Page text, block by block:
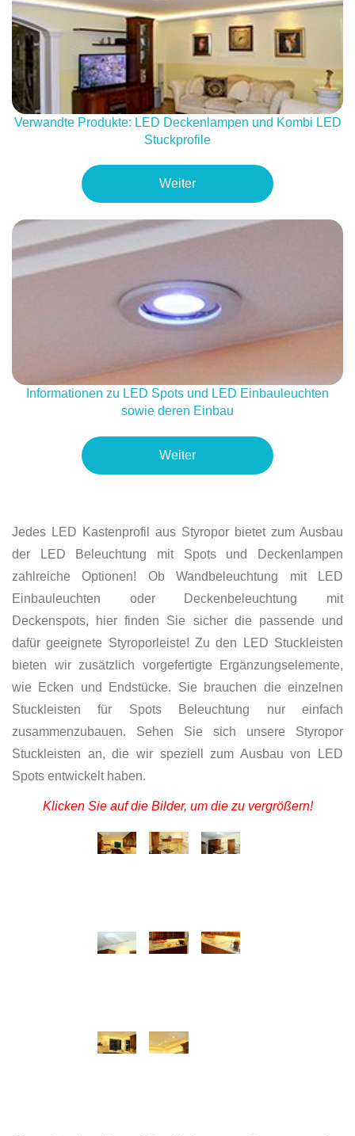
Verwandte Produkte: LED Deckenlampen und Kombi LED
Stuckprofile
Weiter
Informationen zu LED Spots und LED Einbauleuchten
sowie deren Einbau
Weiter
Jedes LED Kastenprofil aus Styropor bietet zum Ausbau
der LED Beleuchtung mit Spots und Deckenlampen
zahlreiche Optionen! Ob Wandbeleuchtung mit LED
Einbauleuchten oder Deckenbeleuchtung mit
Deckenspots, hier finden Sie sicher die passende und
dafür geeignete Styroporleiste! Zu den LED Stuckleisten
bieten wir zusätzlich vorgefertigte Ergänzungselemente,
wie Ecken und Endstücke. Sie brauchen die einzelnen
Stuckleisten für Spots Beleuchtung nur einfach
zusammenzubauen. Sehen Sie sich unsere Styropor
Stuckleisten an, die wir speziell zum Ausbau von LED
Spots entwickelt haben.
Klicken Sie auf die Bilder, um die zu vergrößern!